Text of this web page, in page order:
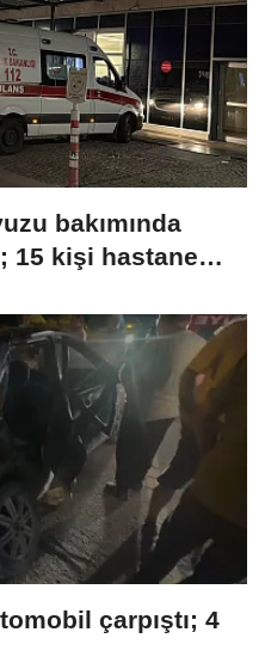
bakımında
15 kişi hastaneye
çarpıştı; 4